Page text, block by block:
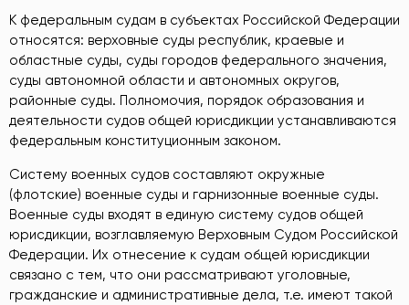
К федеральным судам в субъектах Российской Федерации
относятся: верховные суды республик, краевые и
областные суды, суды городов федерального значения,
суды автономной области и автономных округов,
районные суды. Полномочия, порядок образования и
деятельности судов общей юрисдикции устанавливаются
федеральным конституционным законом.
Систему военных судов составляют окружные
(флотские) военные суды и гарнизонные военные суды.
Военные суды входят в единую систему судов общей
юрисдикции, возглавляемую Верховным Судом Российской
Федерации. Их отнесение к судам общей юрисдикции
связано с тем, что они рассматривают уголовные,
гражданские и административные дела, т.е. имеют такой